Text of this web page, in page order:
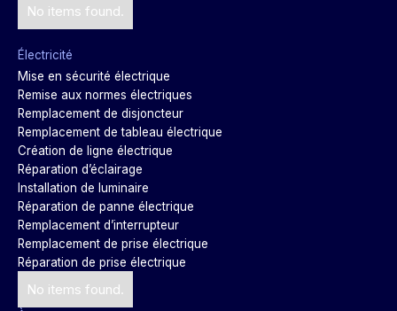
No items found.
Électricité
Mise en sécurité électrique
Remise aux normes électriques
Remplacement de disjoncteur
Remplacement de tableau électrique
Création de ligne électrique
Réparation d’éclairage
Installation de luminaire
Réparation de panne électrique
Remplacement d’interrupteur
Remplacement de prise électrique
Réparation de prise électrique
No items found.